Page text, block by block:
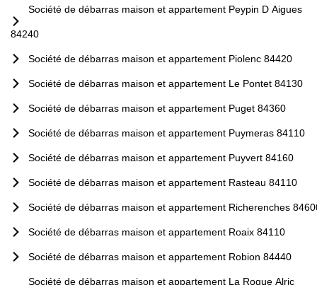
Société de débarras maison et appartement Peypin D Aigues
84240
Société de débarras maison et appartement Piolenc 84420
Société de débarras maison et appartement Le Pontet 84130
Société de débarras maison et appartement Puget 84360
Société de débarras maison et appartement Puymeras 84110
Société de débarras maison et appartement Puyvert 84160
Société de débarras maison et appartement Rasteau 84110
Société de débarras maison et appartement Richerenches
Société de débarras maison et appartement Roaix 84110
Société de débarras maison et appartement Robion 84440
Société de débarras maison et appartement La Roque Alric